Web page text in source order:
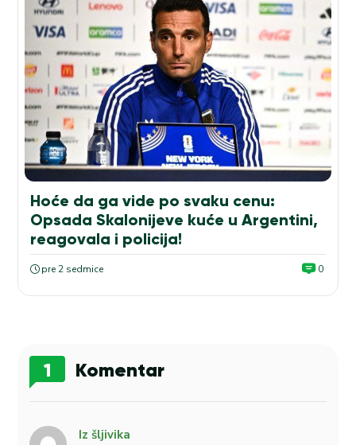
Hoće da ga vide po svaku cenu:
Opsada Skalonijeve kuće u Argentini,
reagovala i policija!
pre 2 sedmice 0
1 Komentar
Iz šljivika